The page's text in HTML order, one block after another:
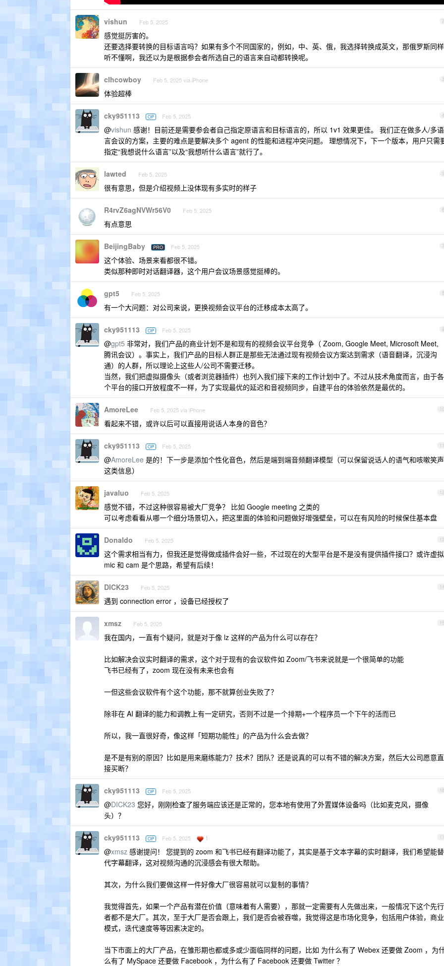
2
vishun Feb 5, 2025
感觉挺厉害的。
还要选择要转换的目标语言吗？如果有多个不同国家的，例如，中、英、俄，我选择转换成英文，那俄罗斯同样
听不懂啊，我还以为是根据参会者所选自己的语言来自动都转换呢。
3
clhcowboy Feb 5, 2025 via iPhone
体验超棒
4
cky951113 OP Feb 5, 2025
@vishun 感谢！目前还是需要参会者自己指定原语言和目标语言的，所以 1v1 效果更佳。 我们正在做多人/多语
言会议的方案，主要的难点是要解决多个 agent 的性能和进程冲突问题。 理想情况下，下一个版本，用户只需
指定“我想说什么语言”以及“我想听什么语言”就行了。
5
lawted Feb 5, 2025
很有意思，但是介绍视频上没体现有多实时的样子
6
R4rvZ6agNVWr56V0 Feb 5, 2025
有点意思
7
BeijingBaby PRO Feb 5, 2025
这个体验、场景来看都很不错。
类似那种即时对话翻译器，这个用户会议场景感觉挺棒的。
8
gpt5 Feb 5, 2025
有一个大问题：对公司来说，更换视频会议平台的迁移成本太高了。
9
cky951113 OP Feb 5, 2025
@gpt5 非常对，我们产品的商业计划不是和现有的视频会议平台竞争（ Zoom, Google Meet, Microsoft Meet,
腾讯会议）。事实上，我们产品的目标人群正是那些无法通过现有视频会议方案达到需求（语音翻译，沉浸沟
通）的人群，所以理论上这些人/公司不需要迁移。
当然，我们把虚拟摄像头（或者浏览器插件）也列入我们接下来的工作计划中了。不过从技术角度而言，由于各
个平台的接口开放程度不一样，为了实现最优的延迟和音视频同步，自建平台的体验依然是最优的。
10
AmoreLee Feb 5, 2025 via iPhone
看起来不错，或许以后可以直接用说话人本身的音色？
11
cky951113 OP Feb 5, 2025
@AmoreLee 是的！下一步是添加个性化音色，然后是端到端音频翻译模型（可以保留说话人的语气和咳嗽笑声
这类信息）
12
javaluo Feb 5, 2025
感觉不错，不过这种很容易被大厂竞争？ 比如 Google meeting 之类的
可以考虑看看从哪一个细分场景切入，把这里面的体验和问题做好增强壁垒，可以在有风险的时候保住基本盘
13
Donaldo Feb 5, 2025
这个需求相当有力，但我还是觉得做成插件会好一些，不过现在的大型平台是不是没有提供插件接口？或许虚拟
mic 和 cam 是个思路，希望有后续！
14
DICK23 Feb 5, 2025
遇到 connection error ，设备已经授权了
15
xmsz Feb 5, 2025
我在国内，一直有个疑问，就是对于像 lz 这样的产品为什么可以存在？
比如解决会议实时翻译的需求，这个对于现有的会议软件如 Zoom/飞书来说就是一个很简单的功能
飞书已经有了，zoom 现在没有未来也会有
一但这些会议软件有个这个功能，那不就算创业失败了？
除非在 AI 翻译的能力和调教上有一定研究，否则不过是一个排期+一个程序员一个下午的活而已
所以，我一直很好奇，像这样「短期功能性」的产品为什么会去做？
是不是有别的原因？比如是用来磨练能力？技术？团队？还是说真的可以有不错的解决方案，然后大公司愿意直
接买断？
16
cky951113 OP Feb 5, 2025
@DICK23 您好，刚刚检查了服务端应该还是正常的，您本地有使用了外置媒体设备吗（比如麦克风，摄像
头）？
17
cky951113 OP Feb 5, 2025 1
@xmsz 感谢提问！ 您提到的 zoom 和飞书已经有翻译功能了，其实是基于文本字幕的实时翻译，我们希望能替
代字幕翻译，这对视频沟通的沉浸感会有很大帮助。
其次，为什么我们要做这样一件好像大厂很容易就可以复制的事情？
我觉得首先，如果一个产品有潜在价值（意味着有人需要），那就一定需要有人先做出来，一般情况下这个先行
者都不是大厂。其次，至于大厂是否会跟上，我们是否会被吞噬，我觉得这是市场化竞争，包括用户体验，商业
模式，迭代速度等等因素决定的。
当下市面上的大厂产品，在雏形期也都或多或少面临同样的问题，比如 为什么有了 Webex 还要做 Zoom ，为
么有了 MySpace 还要做 Facebook ，为什么有了 Facebook 还要做 Twitter ？